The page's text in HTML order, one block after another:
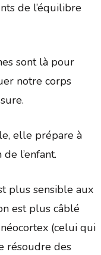
de l’équilibre
sont là pour
notre corps
elle prépare à
l’enfant.
plus sensible aux
est plus câblé
(celui qui
résoudre des